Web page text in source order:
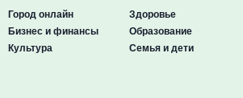
Город онлайн
Бизнес и финансы
Культура
Здоровье
Образование
Семья и дети